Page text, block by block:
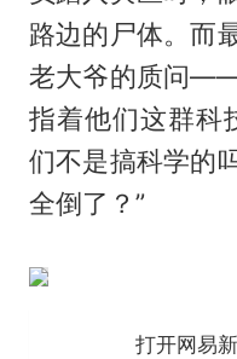
路边的尸体。而
老大爷的质问——
指着他们这群科
们不是搞科学的
全倒了？”
打开网易